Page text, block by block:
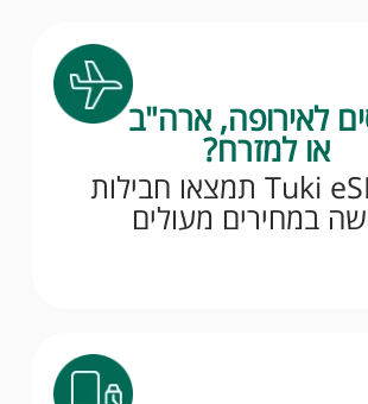
לאירופה, ארה"ב
או למזרח?
עם Tuki eSIM תמצאו חבילות
במחירים מעולים